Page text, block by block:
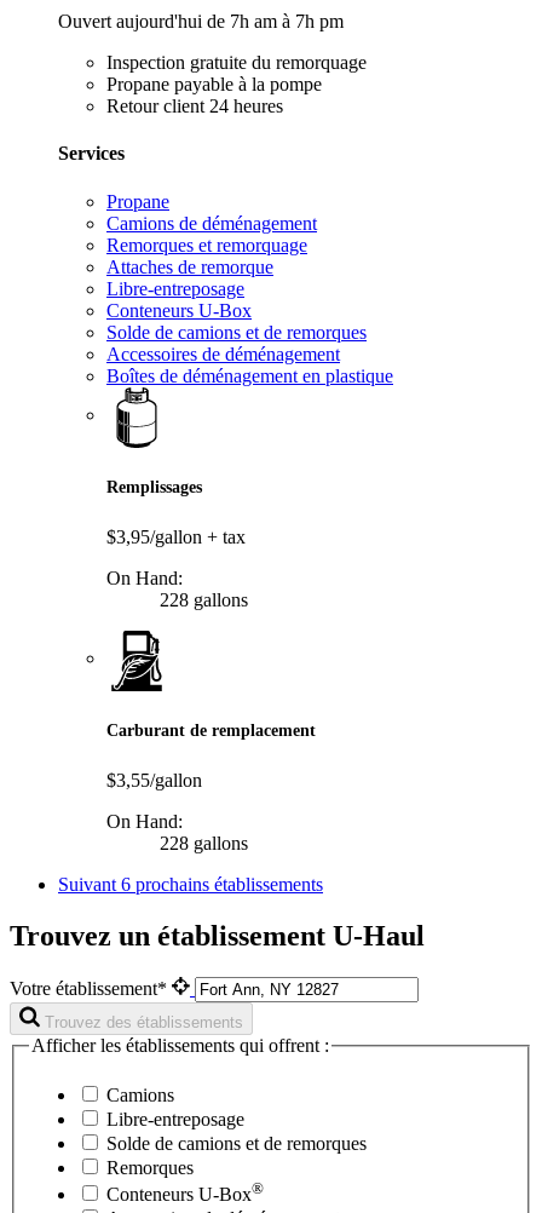
Ouvert aujourd'hui de 7h am à 7h pm
Inspection gratuite du remorquage
Propane payable à la pompe
Retour client 24 heures
Services
Propane
Camions de déménagement
Remorques et remorquage
Attaches de remorque
Libre-entreposage
Conteneurs U-Box
Solde de camions et de remorques
Accessoires de déménagement
Boîtes de déménagement en plastique
Remplissages
$3,95/gallon + tax
On Hand:
228 gallons
Carburant de remplacement
$3,55/gallon
On Hand:
228 gallons
Suivant 6 prochains établissements
Trouvez un établissement U-Haul
Votre établissement*
Trouvez des établissements
Afficher les établissements qui offrent :
Camions
Libre-entreposage
Solde de camions et de remorques
Remorques
Conteneurs U-Box®